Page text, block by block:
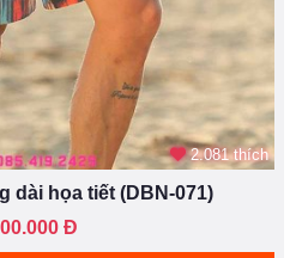
2.081 thích
dài họa tiết (DBN-071)
Đ